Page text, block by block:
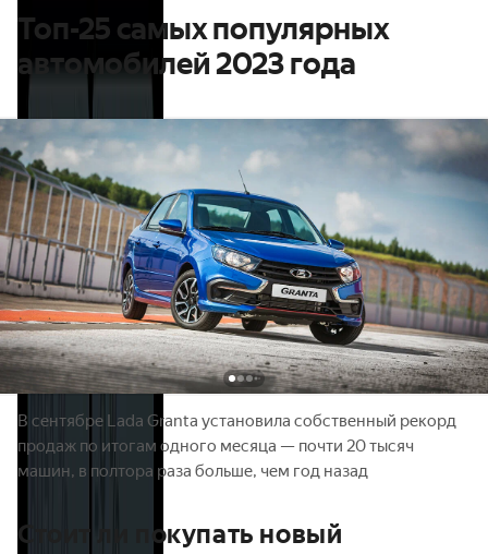
Топ-25 самых популярных
автомобилей 2023 года
В сентябре Lada Granta установила собственный рекорд
продаж по итогам одного месяца — почти 20 тысяч
машин, в полтора раза больше, чем год назад
Стоит ли покупать новый